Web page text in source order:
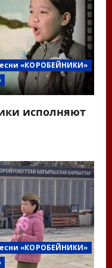
«КОРОБЕЙНИКИ»
исполняют
«КОРОБЕЙНИКИ»